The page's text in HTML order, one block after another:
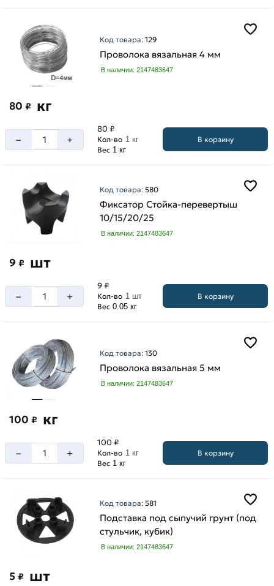
Код товара:129
Проволока вязальная 4 мм
В наличии: 2147483647
80 ₽ кг
– +
80 ₽
Кол-во 1 кг
Вес 1 кг
В корзину
Код товара:580
Фиксатор Стойка-перевертыш
10/15/20/25
В наличии: 2147483647
9 ₽ шт
– +
9 ₽
Кол-во 1 шт
Вес 0.05 кг
В корзину
Код товара:130
Проволока вязальная 5 мм
В наличии: 2147483647
100 ₽ кг
– +
100 ₽
Кол-во 1 кг
Вес 1 кг
В корзину
Код товара:581
Подставка под сыпучий грунт (под
стульчик, кубик)
В наличии: 2147483647
5 ₽ шт